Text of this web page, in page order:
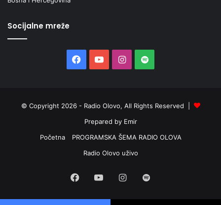
Socijalne mreže
Facebook
YouTubeInstagram
Spotify
© Copyright 2026 - Radio Olovo, All Rights Reserved |
Prepared by Emir
Početna
PROGRAMSKA ŠEMA RADIO OLOVA
Radio Olovo uživo
Facebook
YouTubeInstagram
Spotify